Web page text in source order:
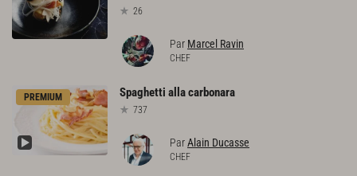
26
Par Marcel Ravin
CHEF
PREMIUM Spaghetti allacarbonara
737
ParAlain Ducasse
CHEF